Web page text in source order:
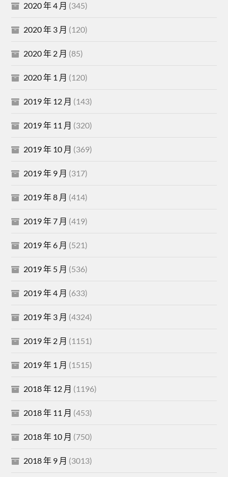
2020 年 4 月 (345)
2020 年 3 月 (120)
2020 年 2 月 (85)
2020 年 1 月 (120)
2019 年 12 月 (143)
2019 年 11 月 (320)
2019 年 10 月 (369)
2019 年 9 月 (317)
2019 年 8 月 (414)
2019 年 7 月 (419)
2019 年 6 月 (521)
2019 年 5 月 (536)
2019 年 4 月 (633)
2019 年 3 月 (4324)
2019 年 2 月 (1151)
2019 年 1 月 (1515)
2018 年 12 月 (1196)
2018 年 11 月 (453)
2018 年 10 月 (750)
2018 年 9 月 (3013)